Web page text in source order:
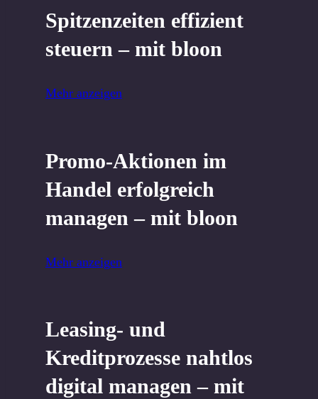
Spitzenzeiten effizient
steuern ‒ mit bloon
Mehr anzeigen
Promo-Aktionen im
Handel erfolgreich
managen ‒ mit bloon
Mehr anzeigen
Leasing- und
Kreditprozesse nahtlos
digital managen ‒ mit